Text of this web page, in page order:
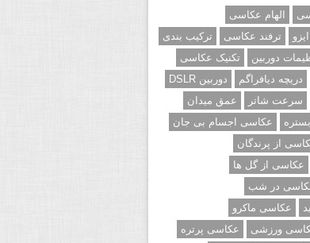
الهام عکاسی
ایزو ترفند عکاسی
ترکیب بندی
دوربین
تکنیک عکاسی
دریچه دیافراگم
دوربین DSLR
سرعت شاتر
عمق میدان
عکاسی اجسام بی جان
از پرندگان
عکاسی از گل ها
در شب
عکاسی ماکرو
ورزشی
عکاسی پرتره